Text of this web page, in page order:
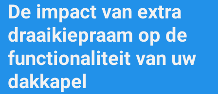
De impact van extra
draaikiepraam op de
functionaliteit van uw
dakkapel